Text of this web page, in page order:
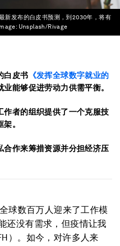
新发布的白皮书预测，到2030年，将有
Image: Unsplash/Rivage
白皮书 《发挥全球数字就业的
能够促进劳动力供需平衡。
作者的组织提供了一个克服技
。
合作来筹措资源并分担经济压
球数百万人迎来了工作模
还没有需求，但疫情让我
）。如今，对许多人来